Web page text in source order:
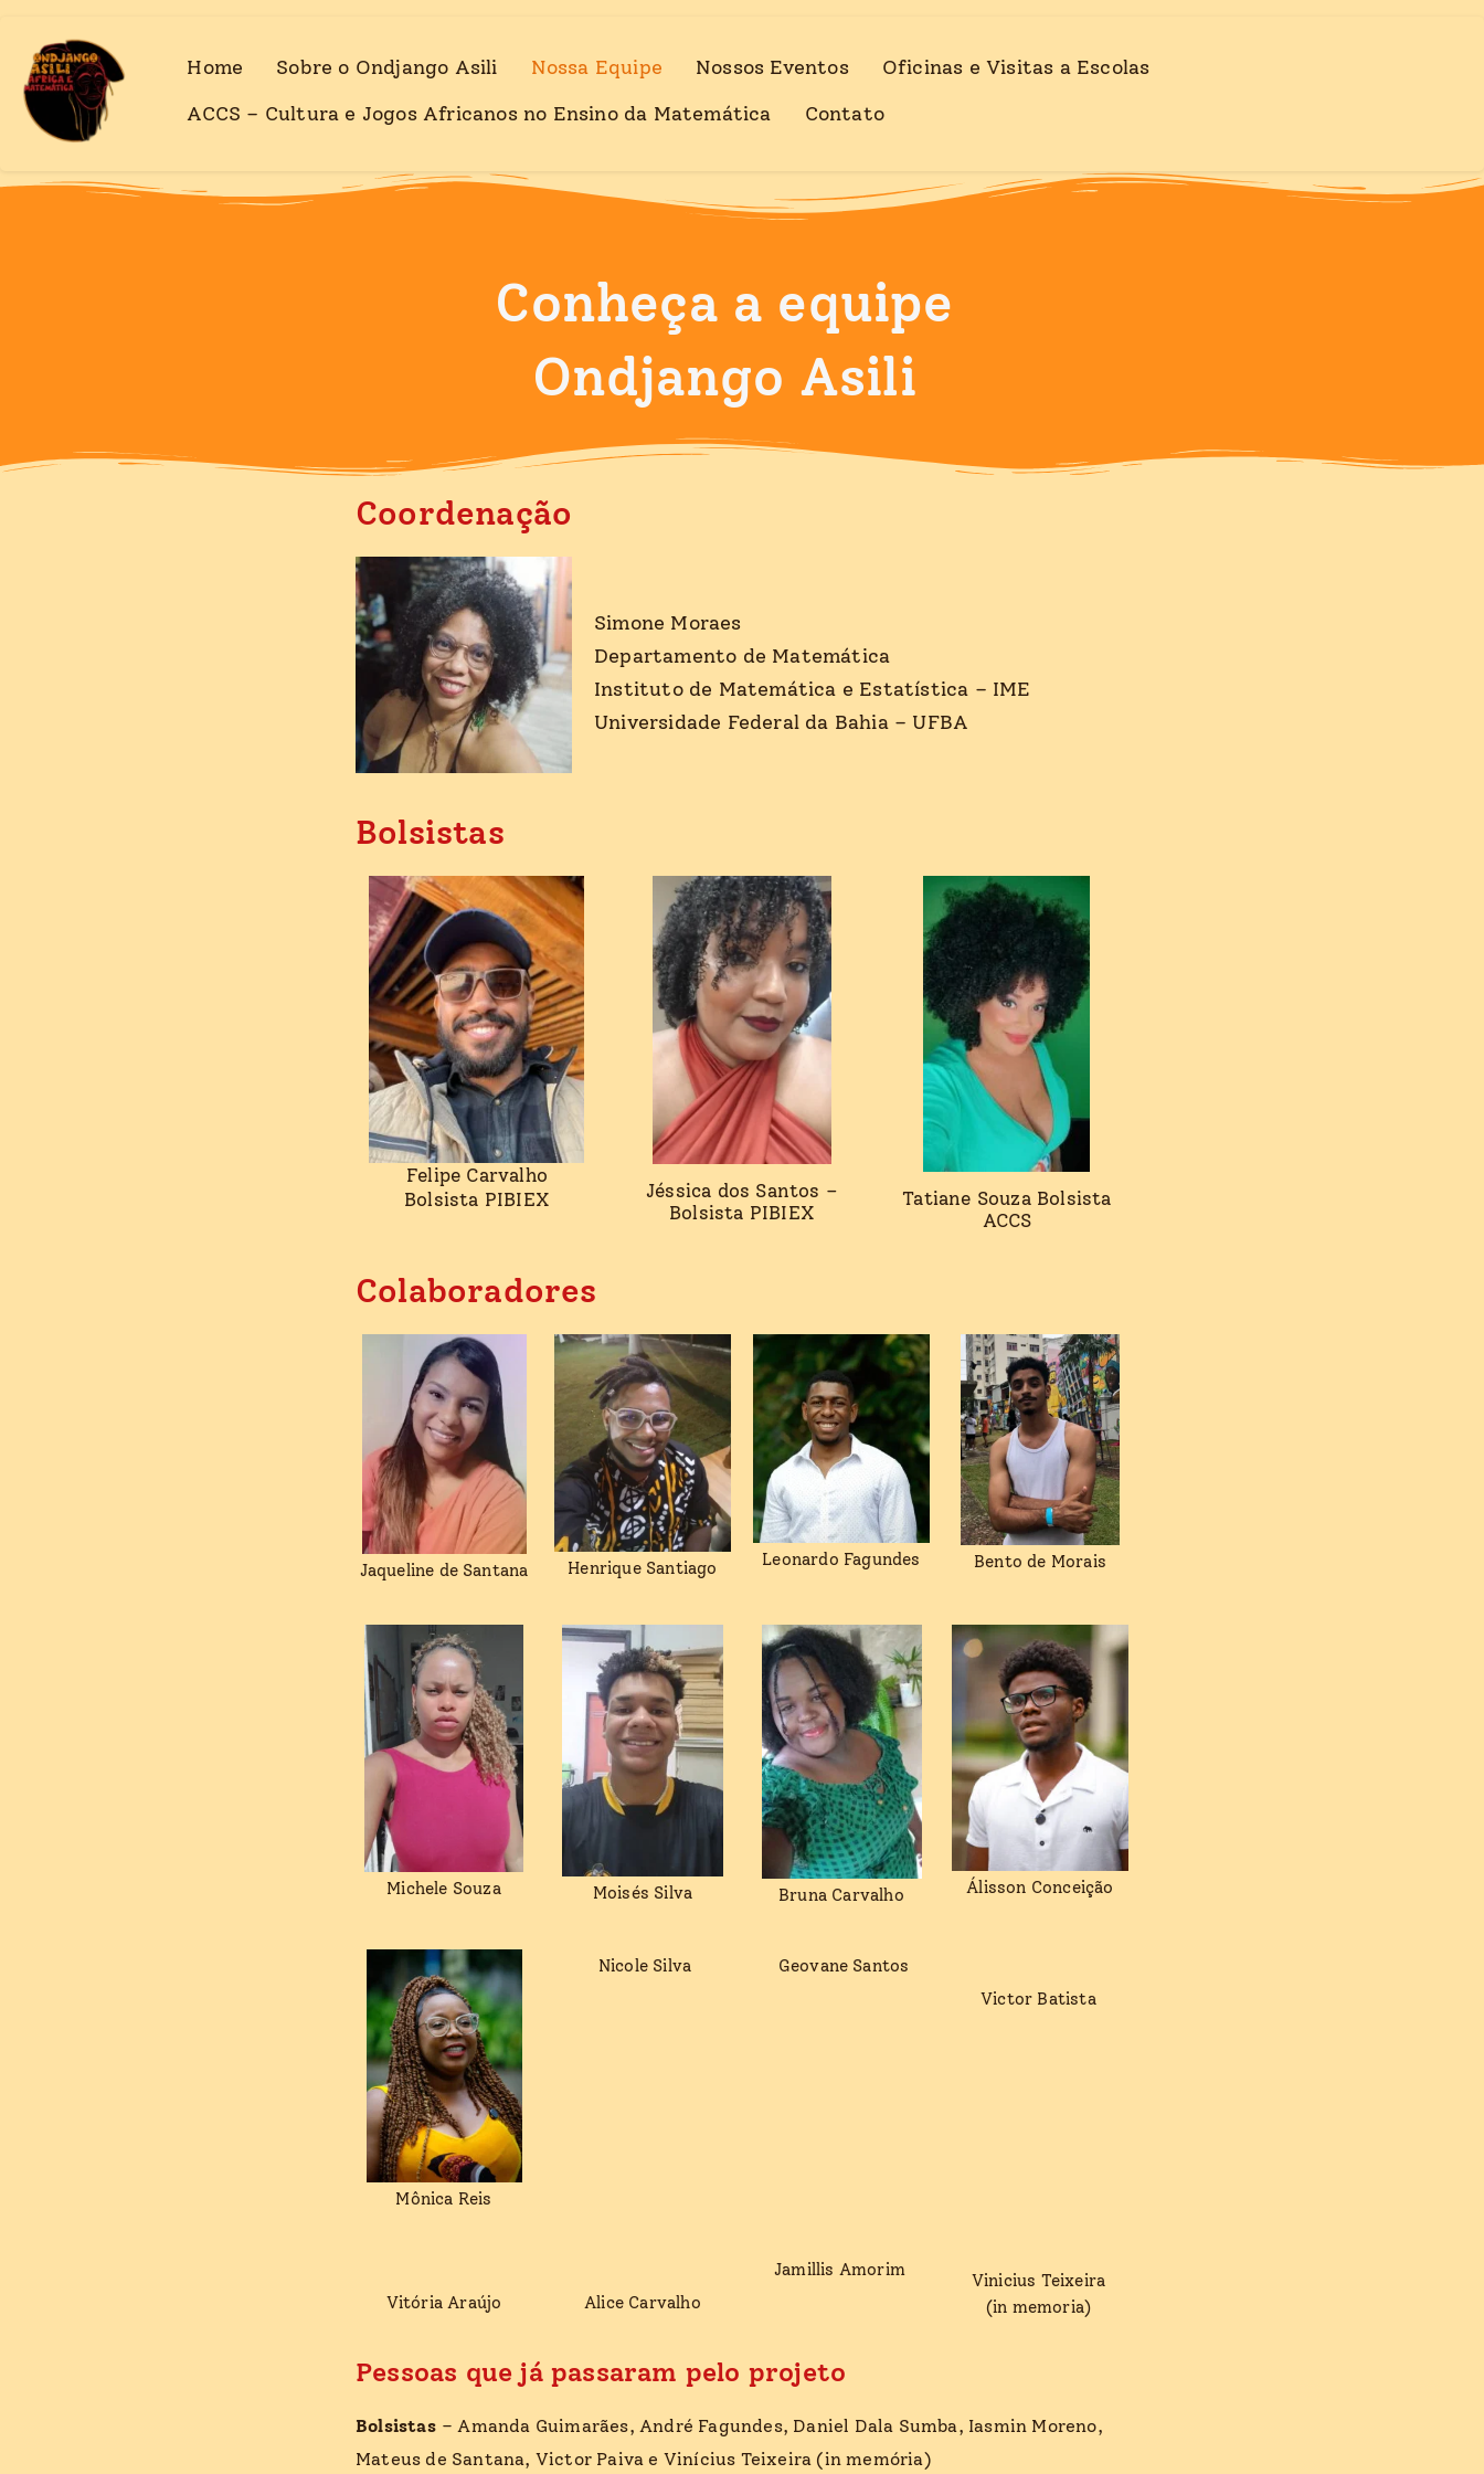
para
conteúdo
Home Sobre o Ondjango Asili Nossa Equipe Nossos Eventos
Oficinas e Visitas a Escolas
ACCS – Cultura e Jogos Africanos no Ensino da Matemática
Contato
Conheça a equipe
Ondjango Asili
Coordenação
Simone Moraes
Departamento de Matemática
Instituto de Matemática e Estatística – IME
Universidade Federal da Bahia – UFBA
Bolsistas
Felipe Carvalho
Bolsista PIBIEX
Jéssica dos Santos –
Bolsista PIBIEX
Tatiane Souza Bolsista
ACCS
Colaboradores
Jaqueline de Santana Henrique Santiago Leonardo Fagundes Bento de Morais
Michele Souza Moisés Silva Bruna Carvalho Álisson Conceição
Mônica Reis
Nicole Silva
Geovane Santos
Victor Batista
Vitória Araújo Alice Carvalho
Jamillis Amorim
Vinicius Teixeira
(in memoria)
Pessoas que já passaram pelo projeto
Bolsistas – Amanda Guimarães, André Fagundes, Daniel Dala Sumba, Iasmin Moreno,
Mateus de Santana, Victor Paiva e Vinícius Teixeira (in memória)